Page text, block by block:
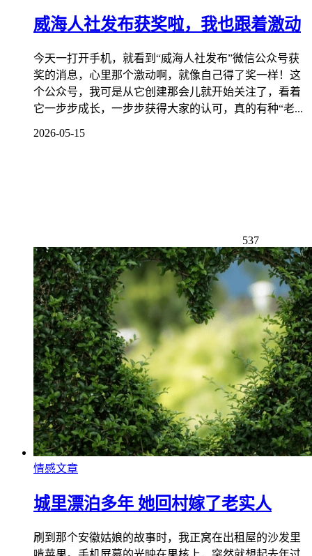
威海人社发布获奖啦，我也跟着激动
今天一打开手机，就看到“威海人社发布”微信公众号获
奖的消息，心里那个激动啊，就像自己得了奖一样！这
个公众号，我可是从它创建那会儿就开始关注了，看着
它一步步成长，一步步获得大家的认可，真的有种“老...
2026-05-15
537
情感文章
城里漂泊多年 她回村嫁了老实人
刷到那个安徽姑娘的故事时，我正窝在出租屋的沙发里